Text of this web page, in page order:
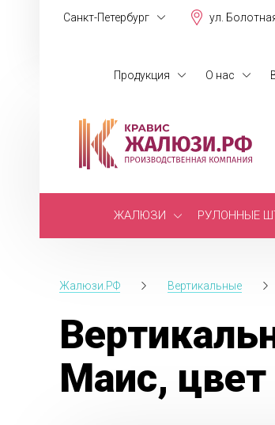
Санкт-Петербург ул.
Продукция О нас
ЖАЛЮЗИ РУЛОННЫЕ
Жалюзи.РФ Вертикальные
Маис,